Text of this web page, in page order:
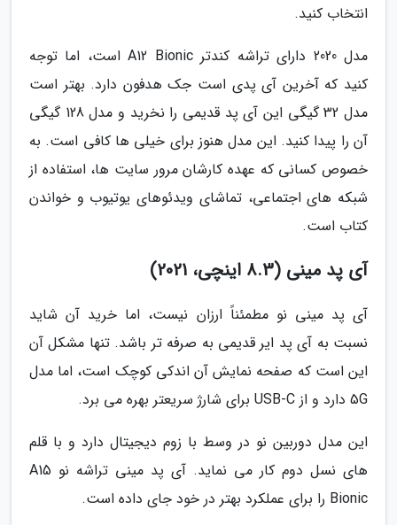
انتخاب کنید.
مدل 2020 دارای تراشه کندتر A12 Bionic است، اما توجه
کنید که آخرین آی پدی است جک هدفون دارد. بهتر است
مدل 32 گیگی این آی پد قدیمی را نخرید و مدل 128 گیگی
آن را پیدا کنید. این مدل هنوز برای خیلی ها کافی است. به
خصوص کسانی که عهده کارشان مرور سایت ها، استفاده از
شبکه های اجتماعی، تماشای ویدئوهای یوتیوب و خواندن
کتاب است.
آی پد مینی (8.3 اینچی، 2021)
آی پد مینی نو مطمئناً ارزان نیست، اما خرید آن شاید
نسبت به آی پد ایر قدیمی به صرفه تر باشد. تنها مشکل آن
این است که صفحه نمایش آن اندکی کوچک است، اما مدل
5G دارد و از USB-C برای شارژ سریعتر بهره می برد.
این مدل دوربین نو در وسط با زوم دیجیتال دارد و با قلم
های نسل دوم کار می نماید. آی پد مینی تراشه نو A15
Bionic را برای عملکرد بهتر در خود جای داده است.